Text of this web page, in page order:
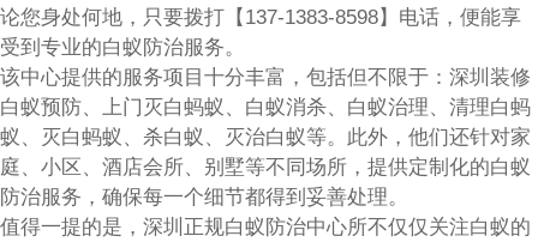
论您身处何地，只要拨打【137-1383-8598】电话，便能享
受到专业的白蚁防治服务。
该中心提供的服务项目十分丰富，包括但不限于：深圳装修
白蚁预防、上门灭白蚂蚁、白蚁消杀、白蚁治理、清理白蚂
蚁、灭白蚂蚁、杀白蚁、灭治白蚁等。此外，他们还针对家
庭、小区、酒店会所、别墅等不同场所，提供定制化的白蚁
防治服务，确保每一个细节都得到妥善处理。
值得一提的是，深圳正规白蚁防治中心所不仅仅关注白蚁的